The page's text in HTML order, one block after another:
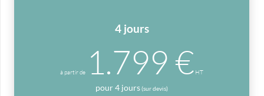
4 jours
à partir de 1.799 € HT
pour 4 jours(sur devis)